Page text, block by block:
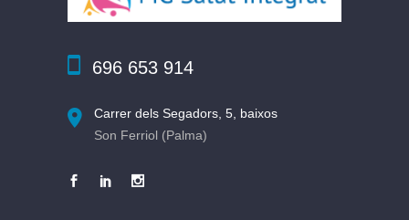
696 653 914
Carrer dels Segadors, 5, baixos
Son Ferriol (Palma)